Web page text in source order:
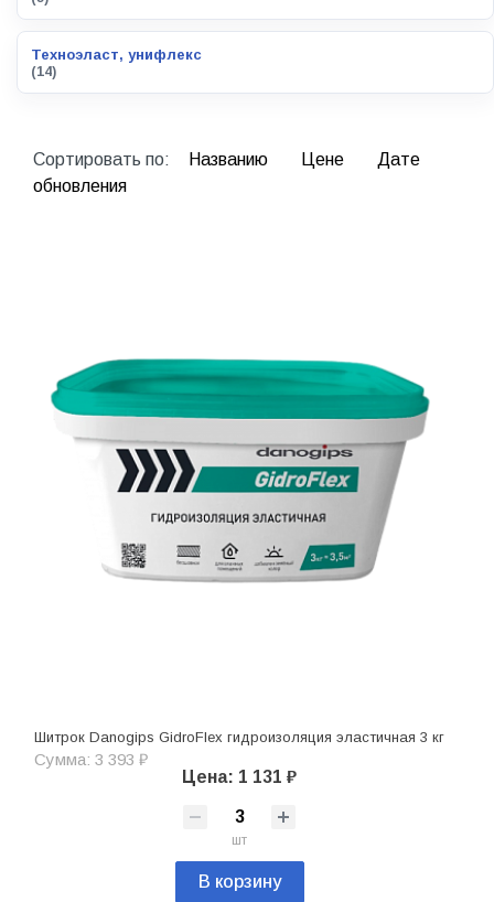
Техноэласт, унифлекс
(14)
Сортировать по: Названию Цене
Дате
обновления
Шитрок Danogips GidroFlex гидроизоляция эластичная 3 кг
Сумма: 3 393 ₽
Цена: 1 131 ₽
шт
В корзину